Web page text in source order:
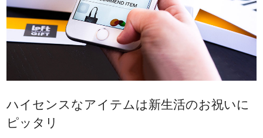
ハイセンスなアイテムは新生活のお祝いに
ピッタリ